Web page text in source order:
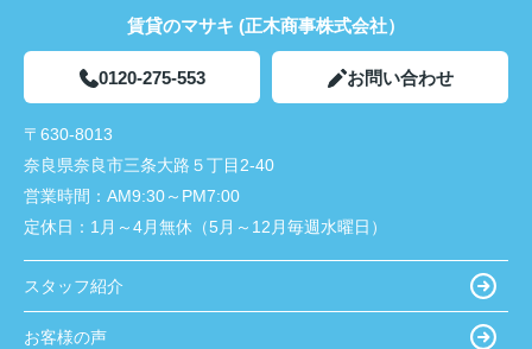
賃貸のマサキ (正木商事株式会社）
0120-275-553 お問い合わせ
〒630-8013
奈良県奈良市三条大路５丁目2-40
営業時間： AM9:30～PM7:00
定休日： 1月～4月無休（5月～12月毎週水曜日）
スタッフ紹介
お客様の声